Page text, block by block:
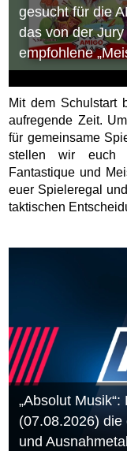
gesucht für die
das von der
empfohlene
Mit dem Schulstart
aufregende Zeit.
für gemeinsame
stellen wir euch
Fantastique und
euer Spieleregal
taktischen
„Absolut
(07.08.2026)
und